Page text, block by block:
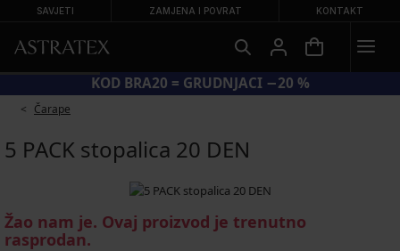
SAVJETI ZAMJENA I POVRAT KONTAKT
KOD BRA20 = GRUDNJACI −20 %
Čarape
5 PACK stopalica 20 DEN
Žao nam je. Ovaj proizvod je trenutno
rasprodan.